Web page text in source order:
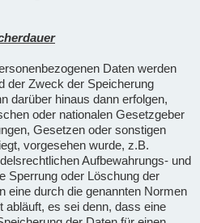
Daten werden
der Zweck der Speicherung
darüber hinaus dann erfolgen,
oder nationalen Gesetzgeber
Gesetzen oder sonstigen
vorgesehen wurde, z.B.
Aufbewahrungs- und
Sperrung oder Löschung der
eine durch die genannten Normen
es sei denn, dass eine